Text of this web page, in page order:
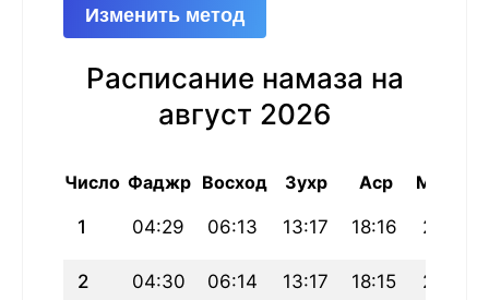
Изменить метод
Расписание намаза на
август 2026
Число Фаджр Восход Зухр Аср Магриб
1 04:29 06:13 13:17 18:16 20:21
2 04:30 06:14 13:17 18:15 20:20